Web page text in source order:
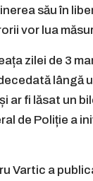
său în
vor lua
zilei de 3
lângă
ar fi lăsat un
de Poliție a
Vartic a